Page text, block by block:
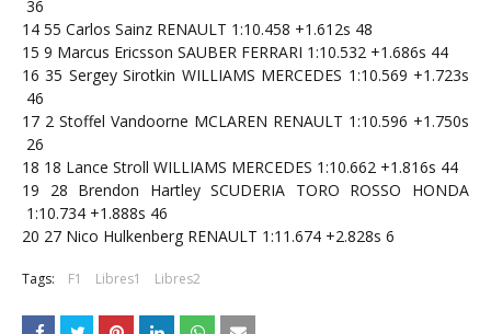
36
14 55 Carlos Sainz RENAULT 1:10.458 +1.612s 48
15 9 Marcus Ericsson SAUBER FERRARI 1:10.532 +1.686s 44
16 35 Sergey Sirotkin WILLIAMS MERCEDES 1:10.569 +1.723s
46
17 2 Stoffel Vandoorne MCLAREN RENAULT 1:10.596 +1.750s
26
18 18 Lance Stroll WILLIAMS MERCEDES 1:10.662 +1.816s 44
19
28 Brendon Hartley SCUDERIA TORO ROSSO HONDA
1:10.734 +1.888s 46
20 27 Nico Hulkenberg RENAULT 1:11.674 +2.828s 6
Tags: F1 Libres1 Libres2